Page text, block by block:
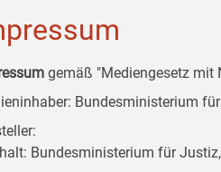
gemäß "Mediengesetz mit
Bundesministerium
Bundesministerium für